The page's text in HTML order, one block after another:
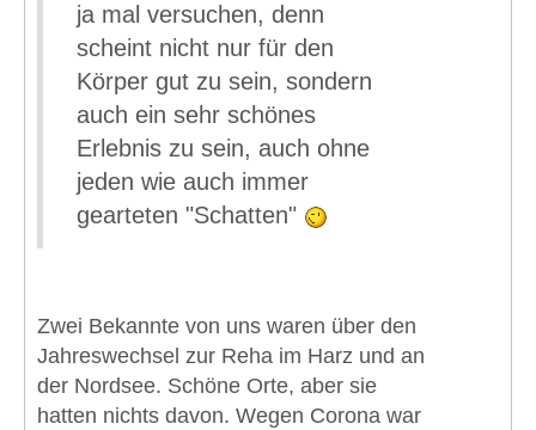
ja mal versuchen, denn
scheint nicht nur für den
Körper gut zu sein, sondern
auch ein sehr schönes
Erlebnis zu sein, auch ohne
jeden wie auch immer
gearteten "Schatten"
Zwei Bekannte von uns waren über den
Jahreswechsel zur Reha im Harz und an
der Nordsee. Schöne Orte, aber sie
hatten nichts davon. Wegen Corona war